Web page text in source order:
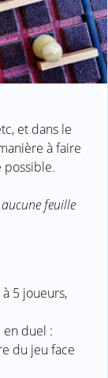
et dans le
à faire
possible.
feuille
5 joueurs,
duel :
du jeu face